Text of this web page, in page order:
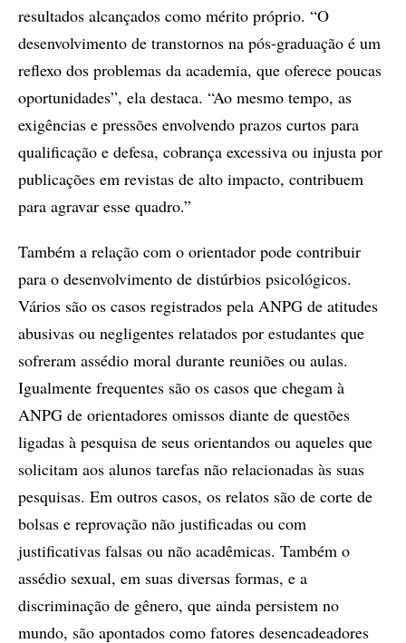
resultados alcançados como mérito próprio. “O
desenvolvimento de transtornos na pós-graduação é um
reflexo dos problemas da academia, que oferece poucas
oportunidades”, ela destaca. “Ao mesmo tempo, as
exigências e pressões envolvendo prazos curtos para
qualificação e defesa, cobrança excessiva ou injusta por
publicações em revistas de alto impacto, contribuem
para agravar esse quadro.”
Também a relação com o orientador pode contribuir
para o desenvolvimento de distúrbios psicológicos.
Vários são os casos registrados pela ANPG de atitudes
abusivas ou negligentes relatados por estudantes que
sofreram assédio moral durante reuniões ou aulas.
Igualmente frequentes são os casos que chegam à
ANPG de orientadores omissos diante de questões
ligadas à pesquisa de seus orientandos ou aqueles que
solicitam aos alunos tarefas não relacionadas às suas
pesquisas. Em outros casos, os relatos são de corte de
bolsas e reprovação não justificadas ou com
justificativas falsas ou não acadêmicas. Também o
assédio sexual, em suas diversas formas, e a
discriminação de gênero, que ainda persistem no
mundo, são apontados como fatores desencadeadores